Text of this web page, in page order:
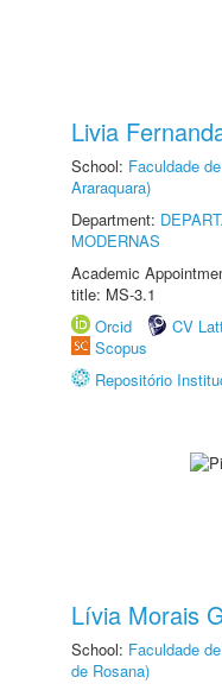
Livia
School: Faculdade
Araraquara)
Department:
MODERNAS
Academic
title: MS-3.1
Orcid
CV
Scopus
Repositório
Lívia Morais
School: Faculdade
de Rosana)